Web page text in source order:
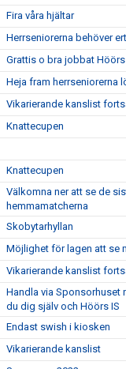
Fira våra hjältar
Herrseniorerna behöver
Grattis o bra jobbat
Heja fram herrseniorerna
Vikarierande kanslist
Knattecupen
Knattecupen
Välkomna ner att se de
hemmamatcherna
Skobytarhyllan
Möjlighet för lagen att se
Vikarierande kanslist
Handla via Sponsorhuset
du dig själv och Höörs IS
Endast swish i kiosken
Vikarierande kanslist